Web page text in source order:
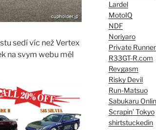
sedí víc než Vertex
na svym webu měl
Lardel
MotoIQ
NDF
Noriyaro
Private
R33GT-R.com
Revgasm
Risky Devil
Run-Matsuo
Sabukaru
Scrapin’ Tokyo
shirtstuckedin